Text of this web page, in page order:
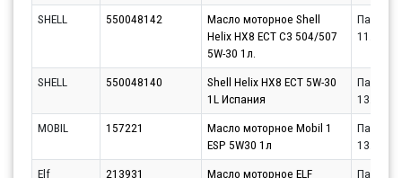
SHELL
550048142
Масло моторное Shell
Helix HX8 ECT C3 504/507
5W-30 1л.
Партнёр
SHELL 550048140
Shell Helix HX8 ECT 5W-30
1L Испания
Партнёр
MOBIL
157221
Масло моторное Mobil 1
ESP 5W30 1л
Партнёр
Elf
213931
Масло моторное ELF
Партнёр